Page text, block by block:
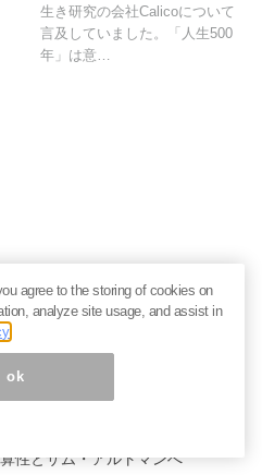
生き研究の会社Calicoについて
言及していました。「人生500
年」は意…
報われない人の二極化へ
サバイバル論
に。スピリチュアルリーダ
急ぐのか。2.9兆ドル「同
性とサム・アルトマンへ
agree to the storing of cookies on
analyze site usage, and assist in
ok